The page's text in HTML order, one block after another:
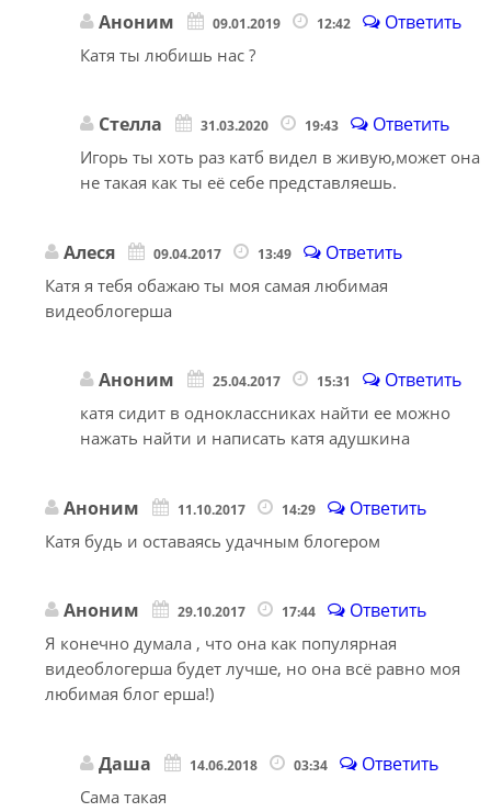
Аноним 09.01.2019 12:42 Ответить
Катя ты любишь нас ?
Стелла 31.03.2020 19:43 Ответить
Игорь ты хоть раз катб видел в живую,может она
не такая как ты её себе представляешь.
Алеся 09.04.2017 13:49 Ответить
Катя я тебя обажаю ты моя самая любимая
видеоблогерша
Аноним 25.04.2017 15:31 Ответить
катя сидит в одноклассниках найти ее можно
нажать найти и написать катя адушкина
Аноним 11.10.2017 14:29 Ответить
Катя будь и оставаясь удачным блогером
Аноним 29.10.2017 17:44 Ответить
Я конечно думала , что она как популярная
видеоблогерша будет лучше, но она всё равно моя
любимая блог ерша!)
Даша 14.06.2018 03:34 Ответить
Сама такая